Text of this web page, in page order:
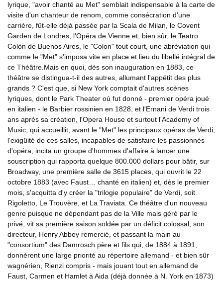
lyrique, "avoir chanté au Met" semblait indispensable à la carte de
visite d'un chanteur de renom, comme consécration d'une
carrière, fût-elle déjà passée par la Scala de Milan, le Covent
Garden de Londres, l'Opéra de Vienne et, bien sûr, le Teatro
Colòn de Buenos Aires, le "Colon" tout court, une abréviation qui
comme le "Met" s'imposa vite en place et lieu du libellé intégral de
ce Théâtre.Mais en quoi, dès son inauguration en 1883, ce
théâtre se distingua-t-il des autres, allumant l'appétit des plus
grands ? C'est que, si New York comptait d'autres scènes
lyriques, dont le Park Theater où fut donné - premier opéra joué
en italien - le Barbier rossinien en 1828, et l'Ernani de Verdi trois
ans après sa création, l'Opera House et surtout l'Academy of
Music, qui accueillit, avant le "Met" les principaux opéras de Verdi,
l'exigüité de ces salles, incapables de satisfaire les passionnés
d'opéra, incita un groupe d'hommes d'affaire à lancer une
souscription qui rapporta quelque 800.000 dollars pour bâtir, sur
Broadway, une première salle de 3615 places, qui ouvrit le 22
octobre 1883 (avec Faust… chanté en italien) et, dès le premier
mois, s'acquitta d'y créer la "trilogie populaire" de Verdi, soit
Rigoletto, Le Trouvère, et La Traviata. Ce théâtre d'un nouveau
genre puisque ne dépendant pas de la Ville mais géré par le
privé, vit sa première saison soldée par un déficit colossal, son
directeur, Henry Abbey remercié, et passant la main au
"consortium" des Damrosch père et fils qui, de 1884 à 1891,
donnèrent une large priorité au répertoire allemand - et bien sûr
wagnérien, Rienzi compris - mais jouant tout en allemand de
Faust, Carmen et Hamlet à Aida (déjà donnée à N. York en 1873)